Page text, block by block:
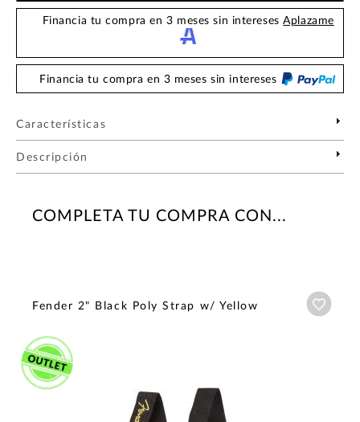
Financia tu compra en 3 meses sin interesesAplazame
Financia tu compra en 3 meses sin intereses
Características
Descripción
COMPLETA TU COMPRA CON...
Fender 2" Black Poly Strap w/ Yellow